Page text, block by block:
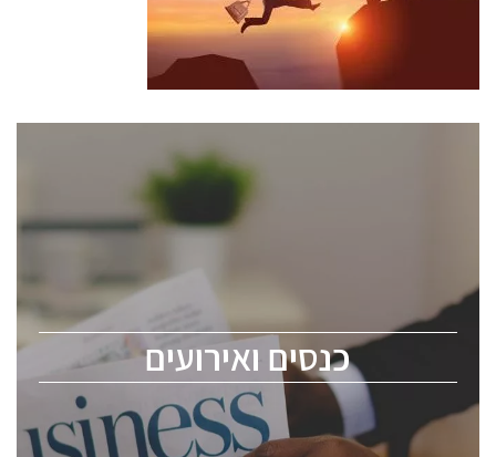
כנסים ואירועים
כנסים ואירועים
לכל העוסקים בתעשיית הסמיקונדקטור כולל מהנדסים,
ChipEx2026 will be held on May 12-13, 2026. The
conference is intended for everyone involved in the
semiconductor industry, including engineers,